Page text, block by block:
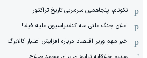
نکونام، پنجاهمین سرمربی تاریخ تراکتور
اعلان جنگ علنی سه کنفدراسیون علیه فیفا!
خبر مهم وزیر اقتصاد درباره افزایش اعتبار کالابرگ